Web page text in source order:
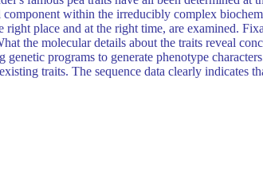
component within the irreducibly complex
right place and at the right time, are examined.
the molecular details about the traits reveal
genetic programs to generate phenotype
traits. The sequence data clearly indicates